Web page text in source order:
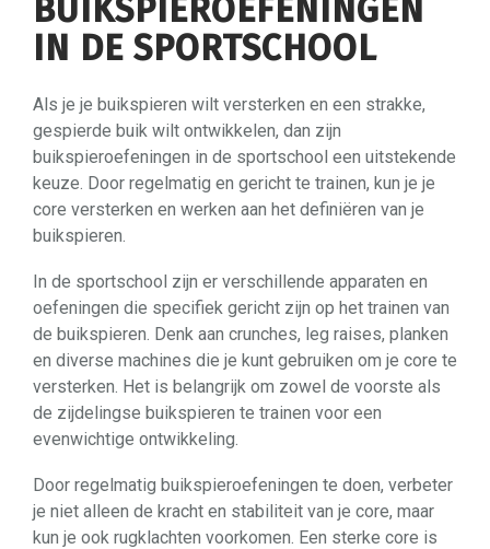
BUIKSPIEROEFENINGEN
IN DE SPORTSCHOOL
Als je je buikspieren wilt versterken en een strakke,
gespierde buik wilt ontwikkelen, dan zijn
buikspieroefeningen in de sportschool een uitstekende
keuze. Door regelmatig en gericht te trainen, kun je je
core versterken en werken aan het definiëren van je
buikspieren.
In de sportschool zijn er verschillende apparaten en
oefeningen die specifiek gericht zijn op het trainen van
de buikspieren. Denk aan crunches, leg raises, planken
en diverse machines die je kunt gebruiken om je core te
versterken. Het is belangrijk om zowel de voorste als
de zijdelingse buikspieren te trainen voor een
evenwichtige ontwikkeling.
Door regelmatig buikspieroefeningen te doen, verbeter
je niet alleen de kracht en stabiliteit van je core, maar
kun je ook rugklachten voorkomen. Een sterke core is